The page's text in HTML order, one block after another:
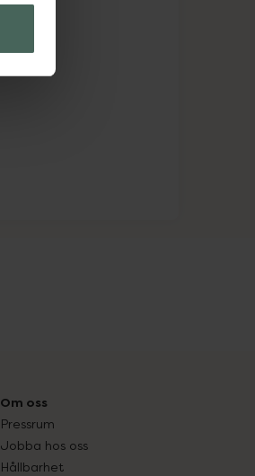
Om oss
Pressrum
Jobba hos oss
Hållbarhet